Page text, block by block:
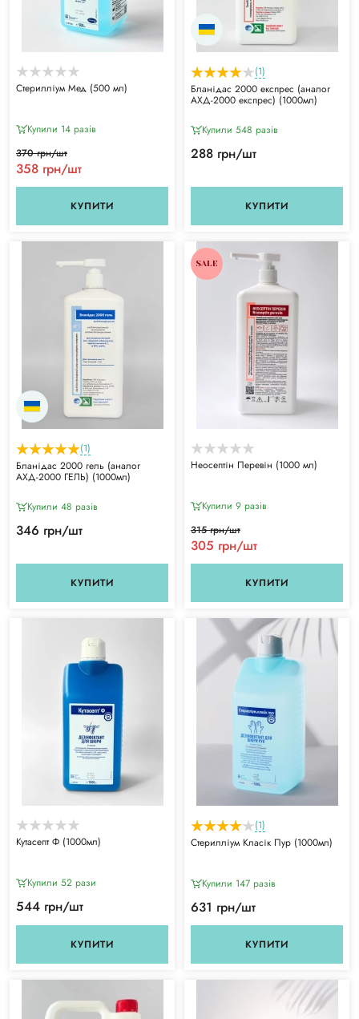
Стерилліум Мед (500 мл)
Купили 14 разiв
358 грн/шт
370 грн/шт
КУПИТИ
(1)
Бланідас 2000 експрес (аналог
АХД-2000 експрес) (1000мл)
Купили 548 разiв
288 грн/шт
КУПИТИ
(1)
Бланідас 2000 гель (аналог
АХД-2000 ГЕЛЬ) (1000мл)
Купили 48 разiв
346 грн/шт
КУПИТИ
SALE
Неосептін Перевін (1000 мл)
Купили 9 разiв
305 грн/шт
315 грн/шт
КУПИТИ
Кутасепт Ф (1000мл)
Купили 52 рази
544 грн/шт
КУПИТИ
(1)
Стерилліум Класік Пур (1000мл)
Купили 147 разiв
631 грн/шт
КУПИТИ